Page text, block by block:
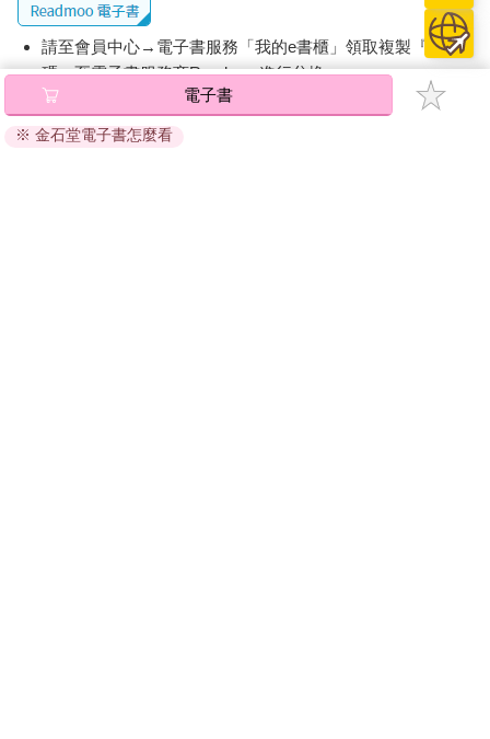
請至會員中心→電子書服務「我的e書櫃」領取複製『兌換
碼』至電子書服務商Readmoo進行兌換。
退換貨須知：
因版權保護，您在金石堂所購買的電子書僅能以金石堂專屬
電子書
※ 金石堂電子書怎麼看